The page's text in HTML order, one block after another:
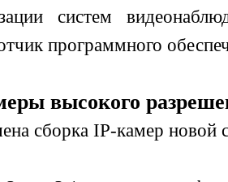
систем
программного
высокого
сборка IP-камер